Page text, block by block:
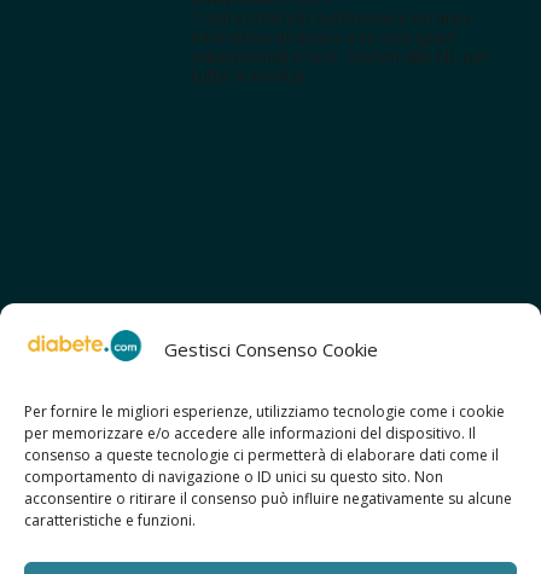
Gestisci Consenso Cookie
Per fornire le migliori esperienze, utilizziamo tecnologie come i cookie
per memorizzare e/o accedere alle informazioni del dispositivo. Il
consenso a queste tecnologie ci permetterà di elaborare dati come il
comportamento di navigazione o ID unici su questo sito. Non
acconsentire o ritirare il consenso può influire negativamente su alcune
caratteristiche e funzioni.
Tanti contenuti autorevoli e un'area
interattiva dedicata a te con spazi
educazionali e test. Iscriviti alla NL per
tutte le novità!
SCOPRI ANCHE:
> ilmiodiabete.com
> casadiabete.it
> digitaldiabetes.srl
> obesitalia.com